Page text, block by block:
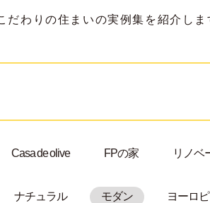
だわりの住まいの実例集を紹介しま
Casa de olive FPの家 リノベ
ナチュラル モダン ヨーロ